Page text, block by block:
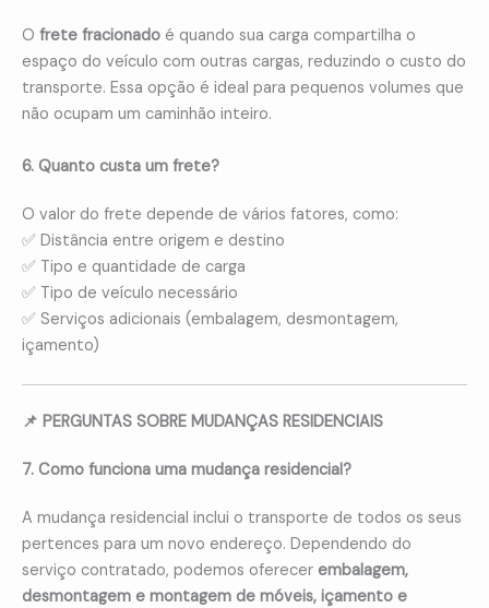
O frete fracionado é quando sua carga compartilha o
espaço do veículo com outras cargas, reduzindo o custo do
transporte. Essa opção é ideal para pequenos volumes que
não ocupam um caminhão inteiro.
6. Quanto custa um frete?
O valor do frete depende de vários fatores, como:
✅ Distância entre origem e destino
✅ Tipo e quantidade de carga
✅ Tipo de veículo necessário
✅ Serviços adicionais (embalagem, desmontagem,
içamento)
📌 PERGUNTAS SOBRE MUDANÇAS RESIDENCIAIS
7. Como funciona uma mudança residencial?
A mudança residencial inclui o transporte de todos os seus
pertences para um novo endereço. Dependendo do
serviço contratado, podemos oferecer embalagem,
desmontagem e montagem de móveis, içamento e